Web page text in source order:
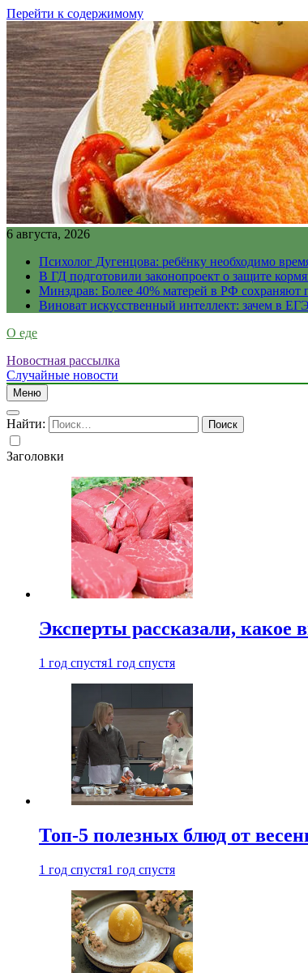
Перейти к содержимому
6 августа, 2026
Психолог Дугенцова: ребёнку необходимо
В ГД подготовили законопроект о защите
Минздрав: Более 40% матерей в РФ сохраняют
Виноват искусственный интеллект: зачем в
О еде
Новостная рассылка
Случайные новости
Меню
Найти:
Заголовки
Эксперты рассказали, какое
1 год спустя1 год спустя
Топ-5 полезных блюд от
1 год спустя1 год спустя